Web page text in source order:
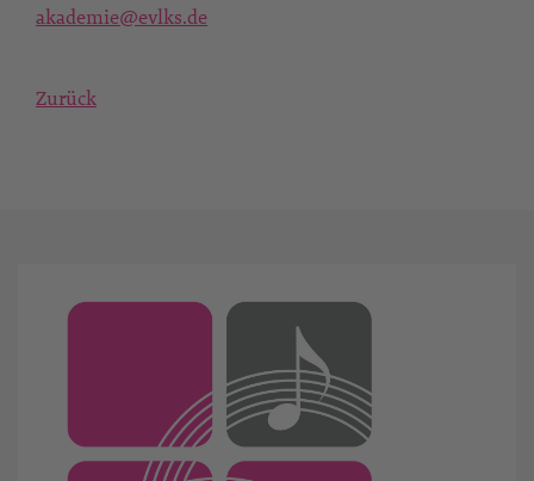
akademie@evlks.de
Zurück